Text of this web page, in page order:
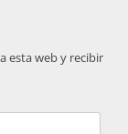
esta web y recibir